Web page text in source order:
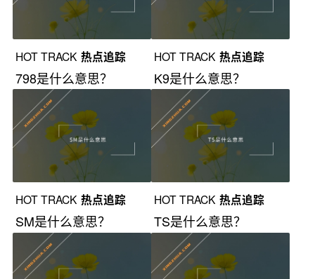
HOT TRACK 热点追踪
798是什么意思？
HOT TRACK 热点追踪
K9是什么意思？
HOT TRACK 热点追踪
SM是什么意思？
HOT TRACK 热点追踪
TS是什么意思？